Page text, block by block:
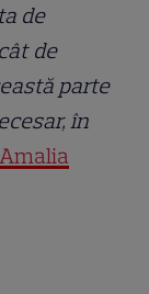
de
de
parte
în
Amalia